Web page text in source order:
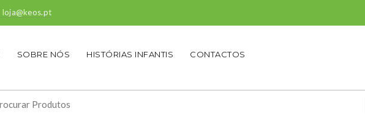
loja@keos.pt
SOBRE NÓS HISTÓRIAS INFANTIS CONTACTOS